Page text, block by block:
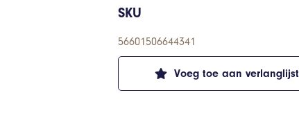
Voeg toe aan verlanglijst
SKU
56601506644341